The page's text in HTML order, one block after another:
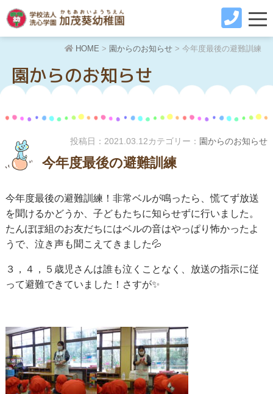
園からのお知らせ
HOME > 園からのお知らせ >今年度最後の避難訓練
投稿日： 2021.03.12カテゴリー： 園からのお知らせ
今年度最後の避難訓練
今年度最後の避難訓練！非常ベルが鳴ったら、慌てず放送
を聞けるかどうか、子どもたちに知らせずに行いました。
たんぽぽ組のお友だちにはベルの音はやっぱり怖かったよ
うで、泣き声も聞こえてきました💦
３，４，５歳児さんは誰も泣くことなく、放送の指示に従
って避難できていました！さすが✨